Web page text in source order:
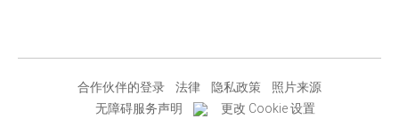
合作伙伴的登录 法律 隐私政策
照片来源
无障碍服务声明
更改 Cookie 设置